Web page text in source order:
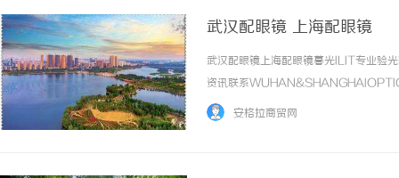
武汉配眼镜 上海配眼镜
武汉配眼镜上海配眼镜暮光ILIT专业验
资讯联系
品牌，现于武汉与上海设有4家门店。
安格拉商贸网